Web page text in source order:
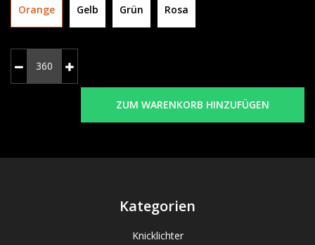
Orange Gelb Grün Rosa
ZUM WARENKORB HINZUFÜGEN
Kategorien
Knicklichter